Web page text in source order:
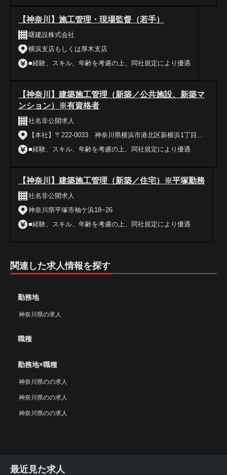
【神奈川】施工管理・現場監督（若手）
曙建設株式会社
横浜支店もしくは厚木支店
■経験、スキル、年齢を考慮の上、同社規定により優遇
【神奈川】建築施工管理（新築／公共施設、新築マ
ンション）※有資格者
社名非公開求人
【本社】〒222-0033 神奈川県横浜市港北区新横浜1丁目...
■経験、スキル、年齢を考慮の上、同社規定により優遇
【神奈川】建築施工管理（新築／住宅）※平塚勤務
社名非公開求人
神奈川県平塚市袖ケ浜18−26
■経験、スキル、年齢を考慮の上、同社規定により優遇
関連した求人情報を探す
勤務地
神奈川県の求人
職種
勤務地×職種
神奈川県のの求人
神奈川県のの求人
神奈川県のの求人
最近見た求人